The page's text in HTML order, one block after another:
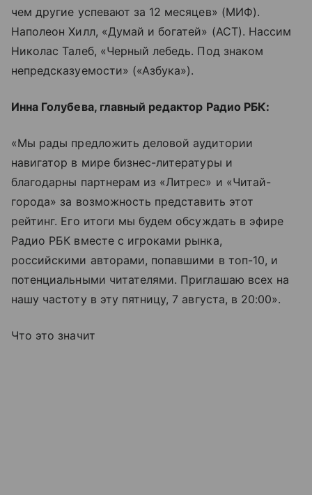
чем другие успевают за 12 месяцев» (МИФ).
Наполеон Хилл, «Думай и богатей» (АСТ). Нассим
Николас Талеб, «Черный лебедь. Под знаком
непредсказуемости» («Азбука»).
Инна Голубева, главный редактор Радио РБК:
«Мы рады предложить деловой аудитории
навигатор в мире бизнес-литературы и
благодарны партнерам из «Литрес» и «Читай-
города» за возможность представить этот
рейтинг. Его итоги мы будем обсуждать в эфире
Радио РБК вместе с игроками рынка,
российскими авторами, попавшими в топ-10, и
потенциальными читателями. Приглашаю всех на
нашу частоту в эту пятницу, 7 августа, в 20:00».
Что это значит